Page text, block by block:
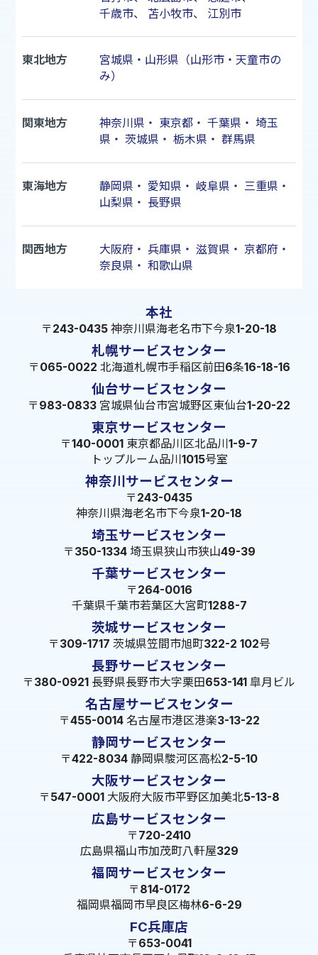
千歳市、 苫小牧市、 江別市
東北地方
宮城県・山形県（山形市・天童市の
み）
関東地方 神奈川県 ・ 東京都・ 千葉県 ・ 埼玉
県 ・ 茨城県 ・ 栃木県 ・ 群馬県
東海地方 静岡県 ・ 愛知県 ・ 岐阜県 ・ 三重県 ・
山梨県 ・ 長野県
関西地方 大阪府 ・ 兵庫県 ・ 滋賀県 ・ 京都府 ・
奈良県 ・ 和歌山県
本社
〒243-0435 神奈川県海老名市下今泉1-20-18
札幌サービスセンター
〒065-0022 北海道札幌市手稲区前田6条16-18-16
仙台サービスセンター
〒983-0833 宮城県仙台市宮城野区東仙台1-20-22
東京サービスセンター
〒140-0001 東京都品川区北品川1-9-7
トップルーム品川1015号室
神奈川サービスセンター
〒243-0435
神奈川県海老名市下今泉1-20-18
埼玉サービスセンター
〒350-1334 埼玉県狭山市狭山49-39
千葉サービスセンター
〒264-0016
千葉県千葉市若葉区大宮町1288-7
茨城サービスセンター
〒309-1717 茨城県笠間市旭町322-2 102号
長野サービスセンター
〒380-0921 長野県長野市大字栗田653-141 皐月ビル
名古屋サービスセンター
〒455-0014 名古屋市港区港楽3-13-22
静岡サービスセンター
〒422-8034 静岡県駿河区高松2-5-10
大阪サービスセンター
〒547-0001 大阪府大阪市平野区加美北5-13-8
広島サービスセンター
〒720-2410
広島県福山市加茂町八軒屋329
福岡サービスセンター
〒814-0172
福岡県福岡市早良区梅林6-6-29
FC兵庫店
〒653-0041